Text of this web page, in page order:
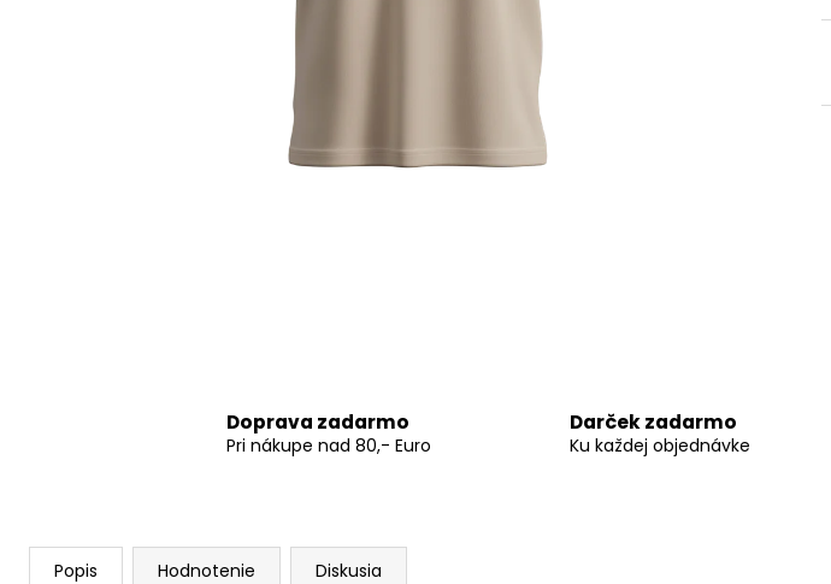
Doprava zadarmo
Pri nákupe nad 80,- Euro
Darček zadarmo
Ku každej objednávke
Popis Hodnotenie Diskusia
190,99 €